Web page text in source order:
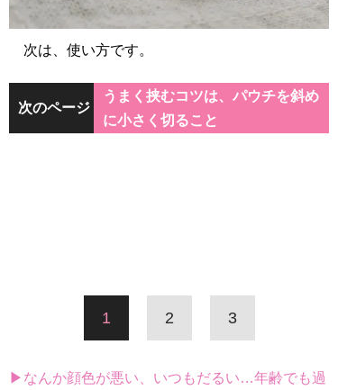
次は、使い方です。
次のページ
うまく挟むコツは、パウチを斜め
に小さく切ること
1 2 3
▶なんか顔色が悪い、いつもだるい…年齢でも過